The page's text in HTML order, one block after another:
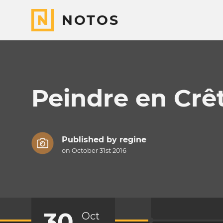
NOTOS
Peindre en
Published by regine
on October 31st 2016
Oct